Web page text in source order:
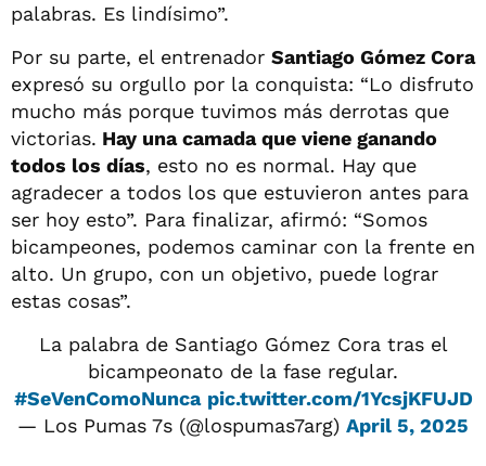
palabras. Es lindísimo”.
Por su parte, el entrenador Santiago Gómez Cora
expresó su orgullo por la conquista: “Lo disfruto
mucho más porque tuvimos más derrotas que
victorias. Hay una camada que viene ganando
todos los días, esto no es normal. Hay que
agradecer a todos los que estuvieron antes para
ser hoy esto”. Para finalizar, afirmó: “Somos
bicampeones, podemos caminar con la frente en
alto. Un grupo, con un objetivo, puede lograr
estas cosas”.
La palabra de Santiago Gómez Cora tras el
bicampeonato de la fase regular.
#SeVenComoNunca pic.twitter.com/1YcsjKFUJD
— Los Pumas 7s (@lospumas7arg) April 5, 2025